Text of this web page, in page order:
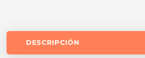
DESCRIPCIÓN